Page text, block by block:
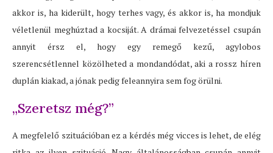
akkor is, ha kiderült, hogy terhes vagy, és akkor is, ha mondjuk
véletlenül meghúztad a kocsiját. A drámai felvezetéssel csupán
annyit érsz el, hogy egy remegő kezű, agylobos
szerencsétlennel közölheted a mondandódat, aki a rossz híren
duplán kiakad, a jónak pedig feleannyira sem fog örülni.
„Szeretsz még?”
A megfelelő szituációban ez a kérdés még vicces is lehet, de elég